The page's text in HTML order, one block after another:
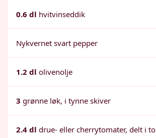
0.6 dl hvitvinseddik
Nykvernet svart pepper
1.2 dl olivenolje
3 grønne løk, i tynne skiver
2.4 dl drue- eller cherrytomater, delt i to